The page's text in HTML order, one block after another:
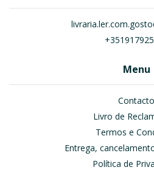
Menu
Contacto
Livro de
Termos e
Entrega,
Política de